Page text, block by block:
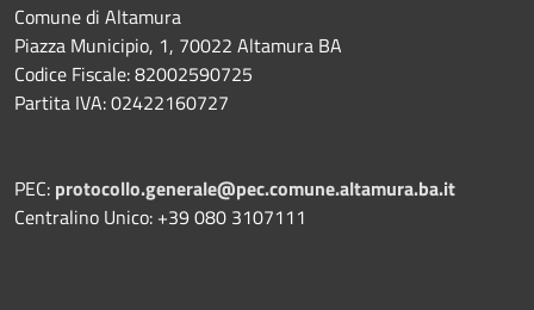
Comune di Altamura
Piazza Municipio, 1, 70022 Altamura BA
Codice Fiscale: 82002590725
Partita IVA: 02422160727
PEC: protocollo.generale@pec.comune.altamura.ba.it
Centralino Unico: +39 080 3107111